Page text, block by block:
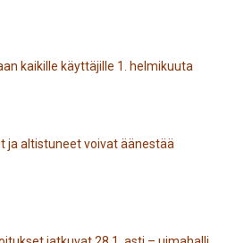
kaikille käyttäjille 1. helmikuuta
ja altistuneet voivat äänestää